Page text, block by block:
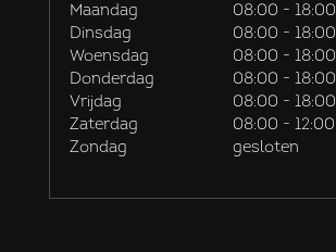
Maandag
08:00 - 18:00
Dinsdag
08:00 - 18:00
Woensdag
08:00 - 18:00
Donderdag
08:00 - 18:00
Vrijdag
08:00 - 18:00
Zaterdag
08:00 - 12:00
Zondag
gesloten